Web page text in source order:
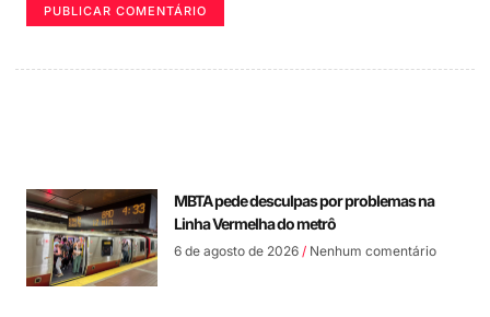
MBTA pede desculpas por problemas na
Linha Vermelha do metrô
6 de agosto de 2026 Nenhum comentário